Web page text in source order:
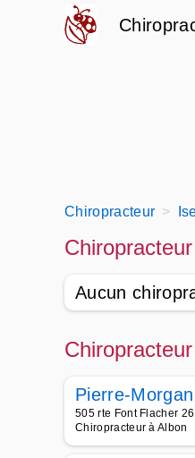
Chiropracteur
Aucun
Pierre-
505 rte Font Flacher
Chiropracteur à Albon